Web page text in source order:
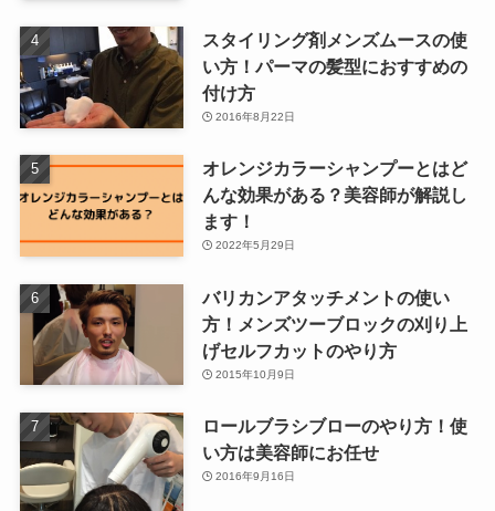
スタイリング剤メンズムースの使
い方！パーマの髪型におすすめの
付け方
2016年8月22日
オレンジカラーシャンプーとはど
んな効果がある？美容師が解説し
ます！
2022年5月29日
バリカンアタッチメントの使い
方！メンズツーブロックの刈り上
げセルフカットのやり方
2015年10月9日
ロールブラシブローのやり方！使
い方は美容師にお任せ
2016年9月16日